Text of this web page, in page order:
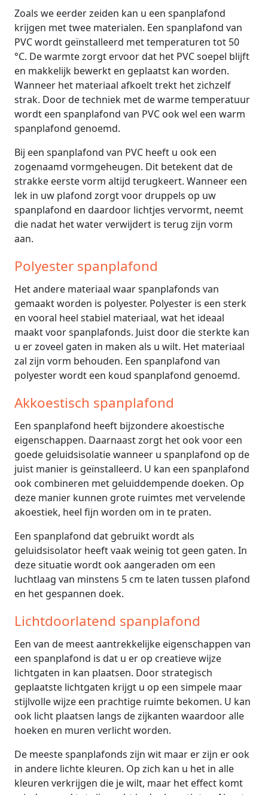
Zoals we eerder zeiden kan u een spanplafond
krijgen met twee materialen. Een spanplafond van
PVC wordt geïnstalleerd met temperaturen tot 50
°C. De warmte zorgt ervoor dat het PVC soepel blijft
en makkelijk bewerkt en geplaatst kan worden.
Wanneer het materiaal afkoelt trekt het zichzelf
strak. Door de techniek met de warme temperatuur
wordt een spanplafond van PVC ook wel een warm
spanplafond genoemd.
Bij een spanplafond van PVC heeft u ook een
zogenaamd vormgeheugen. Dit betekent dat de
strakke eerste vorm altijd terugkeert. Wanneer een
lek in uw plafond zorgt voor druppels op uw
spanplafond en daardoor lichtjes vervormt, neemt
die nadat het water verwijdert is terug zijn vorm
aan.
Polyester spanplafond
Het andere materiaal waar spanplafonds van
gemaakt worden is polyester. Polyester is een sterk
en vooral heel stabiel materiaal, wat het ideaal
maakt voor spanplafonds. Juist door die sterkte kan
u er zoveel gaten in maken als u wilt. Het materiaal
zal zijn vorm behouden. Een spanplafond van
polyester wordt een koud spanplafond genoemd.
Akkoestisch spanplafond
Een spanplafond heeft bijzondere akoestische
eigenschappen. Daarnaast zorgt het ook voor een
goede geluidsisolatie wanneer u spanplafond op de
juist manier is geïnstalleerd. U kan een spanplafond
ook combineren met geluiddempende doeken. Op
deze manier kunnen grote ruimtes met vervelende
akoestiek, heel fijn worden om in te praten.
Een spanplafond dat gebruikt wordt als
geluidsisolator heeft vaak weinig tot geen gaten. In
deze situatie wordt ook aangeraden om een
luchtlaag van minstens 5 cm te laten tussen plafond
en het gespannen doek.
Lichtdoorlatend spanplafond
Een van de meest aantrekkelijke eigenschappen van
een spanplafond is dat u er op creatieve wijze
lichtgaten in kan plaatsen. Door strategisch
geplaatste lichtgaten krijgt u op een simpele maar
stijlvolle wijze een prachtige ruimte bekomen. U kan
ook licht plaatsen langs de zijkanten waardoor alle
hoeken en muren verlicht worden.
De meeste spanplafonds zijn wit maar er zijn er ook
in andere lichte kleuren. Op zich kan u het in alle
kleuren verkrijgen die je wilt, maar het effect komt